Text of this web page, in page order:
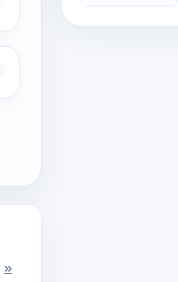
»